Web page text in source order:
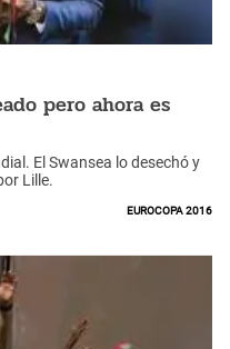
pero ahora es
El Swansea lo desechó y
Lille.
Eurocopa 2016